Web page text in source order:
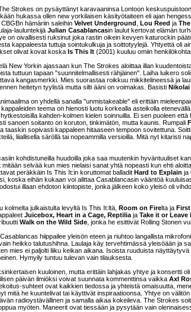
Strokes on pysäyttänyt karavaaninsa Lontoon
hukassa ollen new yorkilaisen käsityötaiteen eli ajan
hämäriin saleihin Velvet Underground , Lou Reed ja
lauluntekijä Julian Casablancasin laulut kertovat elämän
on oivallisesti ruksinut joka rastin oikein kevyen katurockin
kappaleesta tuttuja sointukulkuja ja soittotyylejä. Yhtyettä oli
olivat kovat koska Is This It (2001) kuuluu omiin
New Yorkin ajassaan kun The Strokes aloittaa illan
tuttuun tapaan "suunnitelmallisesti rähjäinen". Laiha luikero
kangasmerkki. Mies suorastaa roikkuu mikkitelineessä ja
heitetyn tyylistä mutta silti ääni on voimakas. Basisti
on yhdellä sanalla "unmistakeable" eli erittäin
teema on hienosti luotu korkealla asteikolla
kahden-kolmen kielen soinnuilla. Ei sen puoleen
sanoen soitanto on koruton, tinkimätön, mutta kaunis. Rumpali
taaskin sopivasti kappaleen hitaaseen tempoon sovitettuna.
liiallisella säröllä tai nopeammilla versioilla. Mitä nyt kitaristi
kohdistuneilla huudoilla joka saa muutenkin hyväntuuliset
mitään selvää kun mies nielaisi sanat yhtä nopeasti kun ehti
peräkkäin Is This It:in koruttomat balladit Hard to Explain ja
koska eihän kukaan voi alittaa Casablancasin vääntöä
illaan ehdoton kiintopiste, jonka jälkeen koko yleisö oli
kolmelta julkaistulta levyltä Is This It:ltä, Room on Firelta ja
Juicebox, Heart in a Cage, Reptiliaja Take it or Leave
Walk on the Wild Side, jonka he esittivät Rolling Stonen
hiippailee yleisön eteen ja riuhtoo langallista
heikko talutushihna. Laulaja käy tervehtimässä yleisöään ja
mies ei paljolti liiku keikan aikana. Isoista ruuduista
Hymyily tuntuu tulevan vain tilauksesta.
kuuloinen, mutta erittäin lahjakas yhtye ja konsertti
päivän ilmiöksi voivat suunnata kommenttinsa vaikka Axl
suhteet ovat kaikkien tiedossa ja yhteistä omaisuutta,
mitä he kuuntelivat tai käyttivät inspiraatioonsa. Yhtye on
radioystävällinen ja samalla aikaa kokeileva. The Strokes
myöten. Maneerit ovat tiessään ja pysytään vain